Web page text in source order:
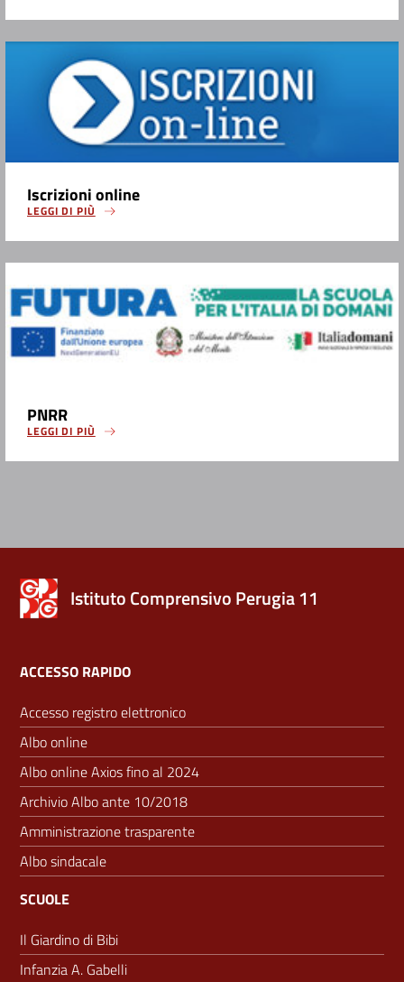
Iscrizioni online
LEGGI DI PIÙ
PNRR
LEGGI DI PIÙ
Istituto Comprensivo Perugia 11
ACCESSO RAPIDO
Accesso registro elettronico
Albo online
Albo online Axios fino al 2024
Archivio Albo ante 10/2018
Amministrazione trasparente
Albo sindacale
SCUOLE
Il Giardino di Bibi
Infanzia A. Gabelli